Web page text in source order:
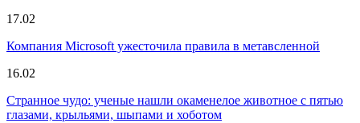
17.02
Компания Microsoft ужесточила правила в метавсленной
16.02
Странное чудо: ученые нашли окаменелое животное с пятью
глазами, крыльями, шыпами и хоботом